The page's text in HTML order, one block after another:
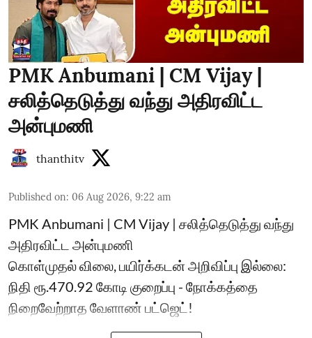
PMK Anbumani | CM Vijay |
சலித்தெடுத்து வந்து அதிரவிட்ட
அன்புமணி
thanthitv
Published on: 06 Aug 2026, 9:22 am
PMK Anbumani | CM Vijay | சலித்தெடுத்து வந்து
அதிரவிட்ட அன்புமணி
கொள்முதல் விலை, பயிர்க்கடன் அறிவிப்பு இல்லை:
நிதி ரூ.470.92 கோடி குறைப்பு - நோக்கத்தை
நிறைவேற்றாத வேளாண் பட்ஜெட்!